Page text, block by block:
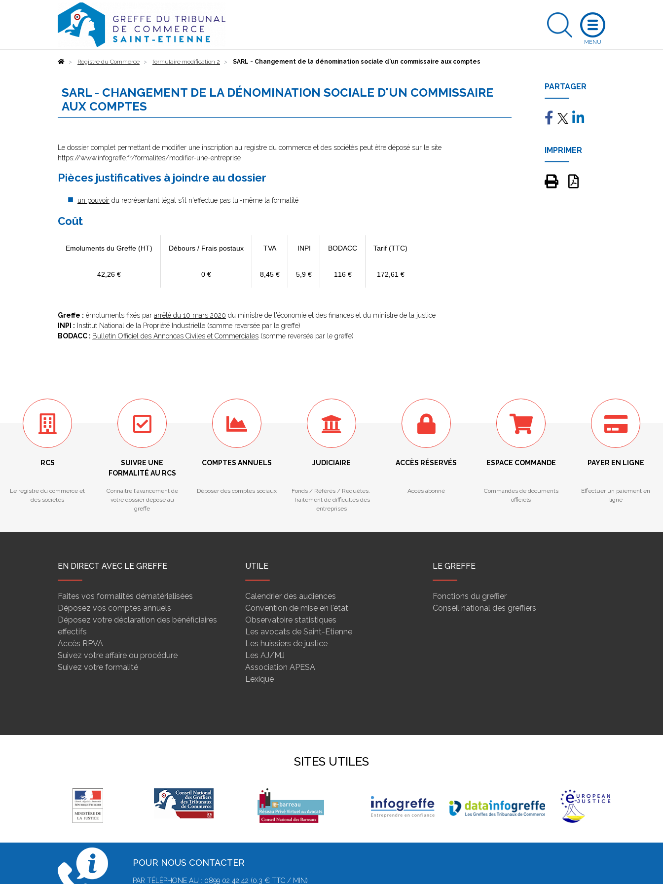
AccueilRegistre du Commerce formulaire modification 2 SARL - Changement de la dénomination sociale d'un commissaire aux comptes
SARL - CHANGEMENT DE LA DÉNOMINATION SOCIALE D'UN COMMISSAIRE
AUX COMPTES
Le dossier complet permettant de modifier une inscription au registre du commerce et des sociétés peut être déposé sur le site
https://www.infogreffe.fr/formalites/modifier-une-entreprise
Pièces justificatives à joindre au dossier
un pouvoir du représentant légal s'il n'effectue pas lui-même la formalité
Coût
Emoluments du Greffe (HT) Débours / Frais postaux TVA INPI BODACC Tarif (TTC)
42,26 € 0 € 8,45 € 5,9 € 116 € 172,61 €
Greffe : émoluments fixés par arrêté du 10 mars 2020 du ministre de l'économie et des finances et du ministre de la justice
INPI : Institut National de la Propriété Industrielle (somme reversée par le greffe)
BODACC : Bulletin Officiel des Annonces Civiles et Commerciales (somme reversée par le greffe)
PARTAGER
IMPRIMER
RCS
Le registre du commerce et
des sociétés
SUIVRE UNE
FORMALITÉ AU RCS
Connaitre l'avancement de
votre dossier déposé au
greffe
COMPTES ANNUELS
Déposer des comptes sociaux
JUDICIAIRE
Fonds / Référés / Requêtes.
Traitement de difficultés des
entreprises
ACCÈS RÉSERVÉS
Accès abonné
ESPACE COMMANDE
Commandes de documents
officiels
PAYER EN LIGNE
Effectuer un paiement en
ligne
EN DIRECT AVEC LE GREFFE
Faites vos formalités dématérialisées
Déposez vos comptes annuels
Déposez votre déclaration des bénéficiaires
effectifs
Accès RPVA
Suivez votre affaire ou procédure
Suivez votre formalité
UTILE
Calendrier des audiences
Convention de mise en l'état
Observatoire statistiques
Les avocats de Saint-Etienne
Les huissiers de justice
Les AJ/MJ
Association APESA
Lexique
LE GREFFE
Fonctions du greffier
Conseil national des greffiers
SITES UTILES
POUR NOUS CONTACTER
PAR TÉLÉPHONE AU : 0899 02 42 42 (0.3 € TTC / MIN)